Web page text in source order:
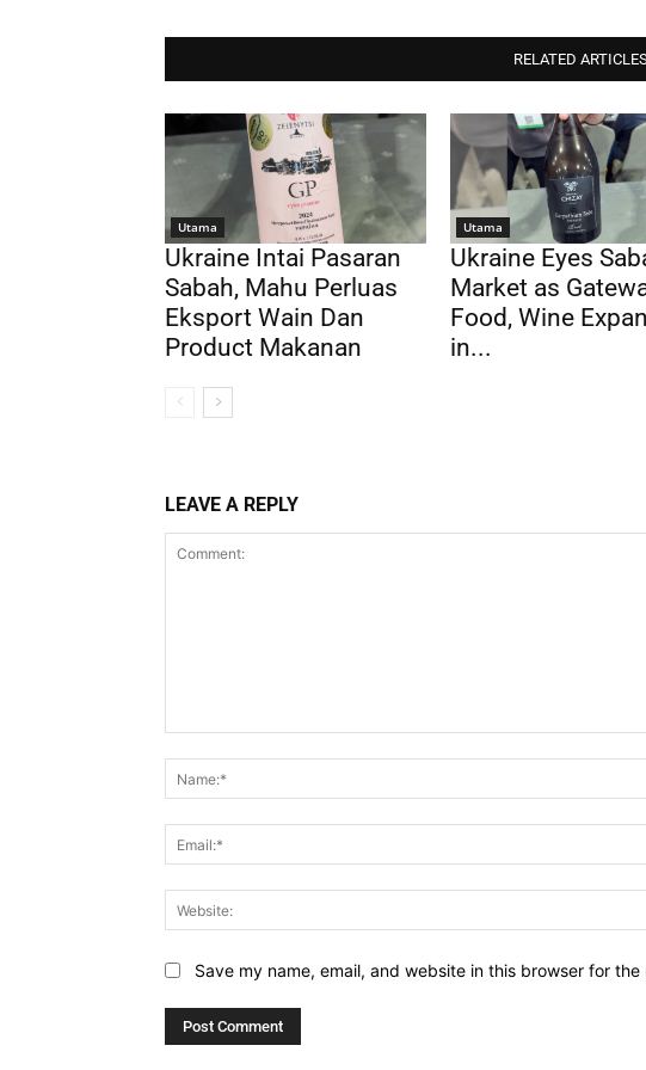
RELATED
Utama
Ukraine Intai Pasaran
Sabah, Mahu Perluas
Eksport Wain Dan
Product Makanan
Utama
Ukraine Eyes
Market as
Food, Wine
in...
LEAVE A REPLY
Save my name, email, and website in this browser for